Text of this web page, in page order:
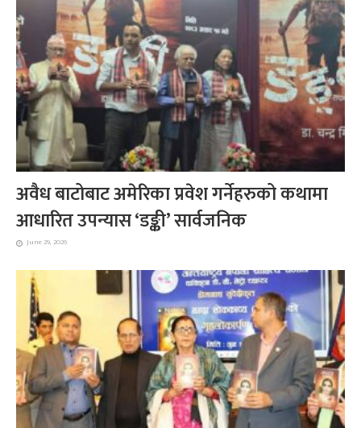
अवैध बाटोबाट अमेरिका प्रवेश गर्नेहरुको कथामा
आधारित उपन्यास ‘डङ्की’ सार्वजनिक
June 29, 2026